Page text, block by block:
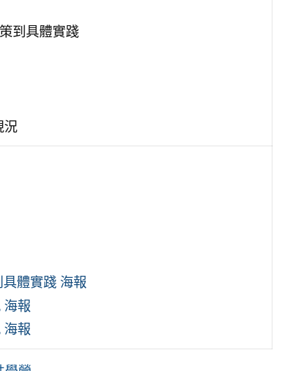
到具體實踐
況
體實踐 海報
海報
海報